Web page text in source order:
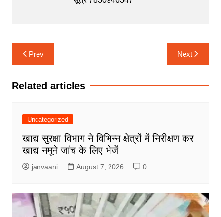
Post
navigation
Prev Next
Related articles
Uncategorized
खाद्य सुरक्षा विभाग ने विभिन्न क्षेत्रों में निरीक्षण कर
खाद्य नमूने जांच के लिए भेजें
janvaani August 7, 2026 0